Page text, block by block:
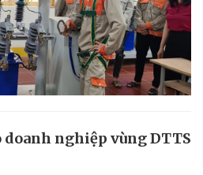
nghiệp vùng DTTS